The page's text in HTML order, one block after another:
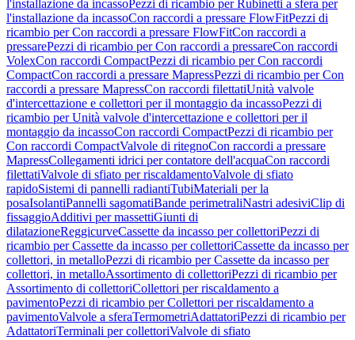
l'installazione da incassoPezzi di ricambio per Rubinetti a sfera per
l'installazione da incassoCon raccordi a pressare FlowFitPezzi di
ricambio per Con raccordi a pressare FlowFitCon raccordi a
pressarePezzi di ricambio per Con raccordi a pressareCon raccordi
VolexCon raccordi CompactPezzi di ricambio per Con raccordi
CompactCon raccordi a pressare MapressPezzi di ricambio per Con
raccordi a pressare MapressCon raccordi filettatiUnità valvole
d'intercettazione e collettori per il montaggio da incassoPezzi di
ricambio per Unità valvole d'intercettazione e collettori per il
montaggio da incassoCon raccordi CompactPezzi di ricambio per
Con raccordi CompactValvole di ritegnoCon raccordi a pressare
MapressCollegamenti idrici per contatore dell'acquaCon raccordi
filettatiValvole di sfiato per riscaldamentoValvole di sfiato
rapidoSistemi di pannelli radiantiTubiMateriali per la
posaIsolantiPannelli sagomatiBande perimetraliNastri adesiviClip di
fissaggioAdditivi per massettiGiunti di
dilatazioneReggicurveCassette da incasso per collettoriPezzi di
ricambio per Cassette da incasso per collettoriCassette da incasso per
collettori, in metalloPezzi di ricambio per Cassette da incasso per
collettori, in metalloAssortimento di collettoriPezzi di ricambio per
Assortimento di collettoriCollettori per riscaldamento a
pavimentoPezzi di ricambio per Collettori per riscaldamento a
pavimentoValvole a sferaTermometriAdattatoriPezzi di ricambio per
AdattatoriTerminali per collettoriValvole di sfiato